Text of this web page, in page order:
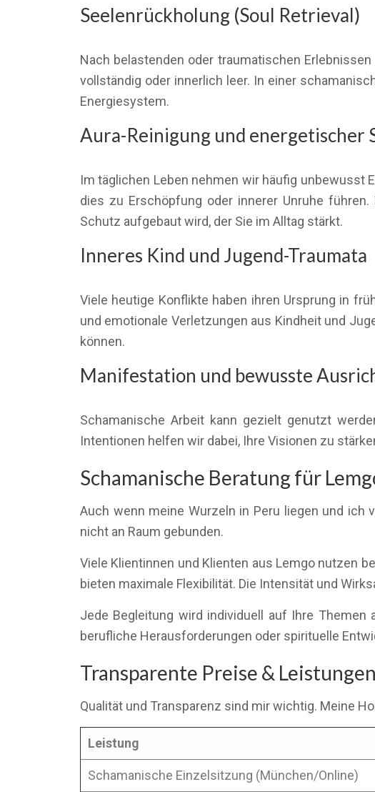
Seelenrückholung (Soul Retrieval)
Nach belastenden oder traumatischen
vollständig oder innerlich leer. In einer
Energiesystem.
Aura-Reinigung und energetischer
Im täglichen Leben nehmen wir häufig unbewusst
dies zu Erschöpfung oder innerer Unruhe
Schutz aufgebaut wird, der Sie im Alltag stärkt.
Inneres Kind und Jugend-Traumata
Viele heutige Konflikte haben ihren Ursprung in
und emotionale Verletzungen aus Kindheit und
können.
Manifestation und bewusste
Schamanische Arbeit kann gezielt genutzt
Intentionen helfen wir dabei, Ihre Visionen zu
Schamanische Beratung für
Auch wenn meine Wurzeln in Peru liegen und ich
nicht an Raum gebunden.
Viele Klientinnen und Klienten aus Lemgo nutzen
bieten maximale Flexibilität. Die Intensität und
Jede Begleitung wird individuell auf Ihre Themen
berufliche Herausforderungen oder spirituelle
Transparente Preise & Leistungen
Qualität und Transparenz sind mir wichtig. Meine
Leistung
Schamanische Einzelsitzung (München/Online)